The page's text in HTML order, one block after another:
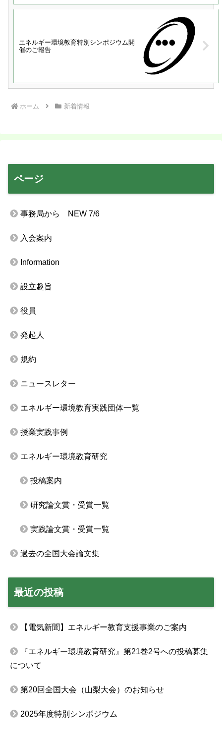
エネルギー環境教育特別シンポジウム開
催のご報告
ホーム 新着情報
ページ
事務局から NEW 7/6
入会案内
Information
設立趣旨
役員
発起人
規約
ニュースレター
エネルギー環境教育実践団体一覧
授業実践事例
エネルギー環境教育研究
投稿案内
研究論文賞・受賞一覧
実践論文賞・受賞一覧
過去の全国大会論文集
最近の投稿
【電気新聞】エネルギー教育支援事業のご案内
『エネルギー環境教育研究』第21巻2号への投稿募集
について
第20回全国大会（山梨大会）のお知らせ
2025年度特別シンポジウム